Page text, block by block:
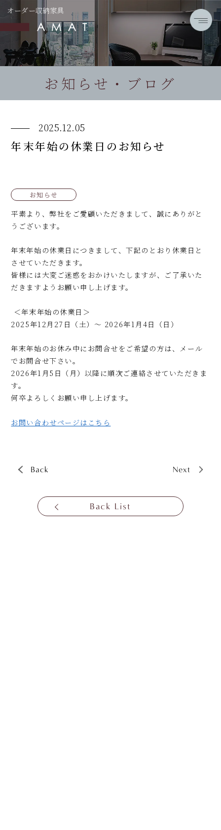
オーダー収納家具
お知らせ・ブログ
2025.12.05
年末年始の休業日のお知らせ
お知らせ
平素より、弊社をご愛顧いただきまして、誠にありがと
うございます。
年末年始の休業日につきまして、下記のとおり休業日と
させていただきます。
皆様には大変ご迷惑をおかけいたしますが、ご了承いた
だきますようお願い申し上げます。
＜年末年始の休業日＞
2025年12月27日（土）～ 2026年1月4日（日）
年末年始のお休み中にお問合せをご希望の方は、メール
でお問合せ下さい。
2026年1月5日（月）以降に順次ご連絡させていただきま
す。
何卒よろしくお願い申し上げます。
お問い合わせページはこちら
Back Next
Back List